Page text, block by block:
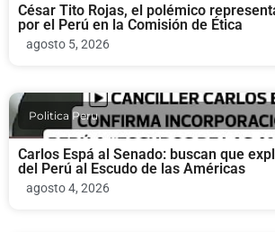
César Tito Rojas, el polémico
por el Perú en la Comisión de Ética
agosto 5, 2026
Politica Peru
Carlos Espá al Senado: buscan que
del Perú al Escudo de las Américas
agosto 4, 2026